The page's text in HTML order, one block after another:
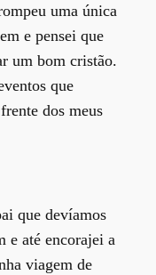
uma única
e pensei que
um bom cristão.
que
dos meus
que devíamos
e até encorajei a
viagem de